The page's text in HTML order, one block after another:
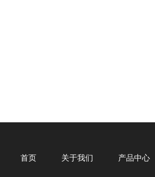
首页 关于我们 产品中心